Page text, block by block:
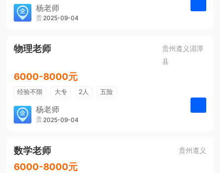
带薪年假
年终奖
免费培训
包住宿
杨老师
贵州大美前程文化发展有限公司
2025-09-04
物理老师
贵州遵义湄潭
县
6000-8000元
经验不限 大专 2人
五险
带薪年假
年终奖
免费培训
包住宿
杨老师
贵州大美前程文化发展有限公司
2025-09-04
数学老师 贵州遵义
6000-8000元